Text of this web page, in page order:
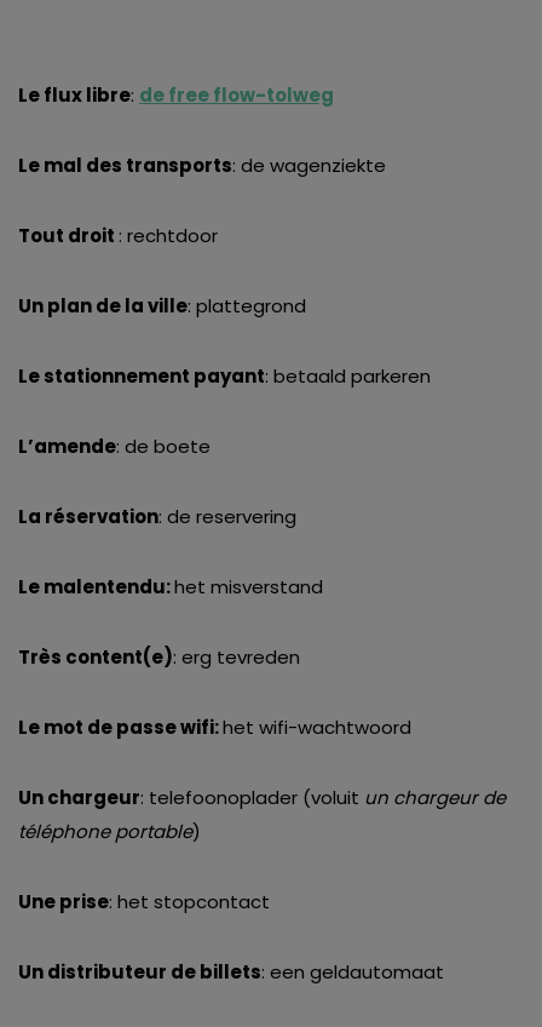
Le flux libre: de free flow-tolweg
Le mal des transports: de wagenziekte
Tout droit : rechtdoor
Un plan de la ville: plattegrond
Le stationnement payant: betaald parkeren
L’amende: de boete
La réservation: de reservering
Le malentendu:het misverstand
Très content(e): erg tevreden
Le mot de passe wifi:het wifi-wachtwoord
Un chargeur: telefoonoplader (voluit un chargeur de
téléphone portable)
Une prise: het stopcontact
Un distributeur de billets: een geldautomaat